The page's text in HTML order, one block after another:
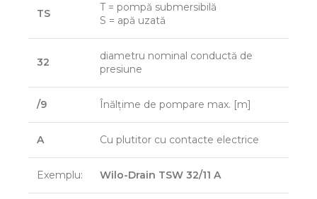
TS
T = pompă submersibilă
S = apă uzată
32
diametru nominal conductă de
presiune
/9 Înălţime de pompare max. [m]
A Cu plutitor cu contacte electrice
Exemplu: Wilo-Drain TSW 32/11 A